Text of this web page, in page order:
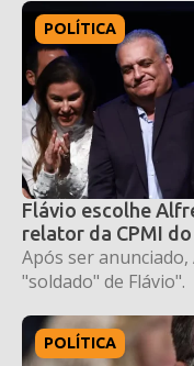
POLÍTICA
Flávio escolhe
relator da CPMI
Após ser
"soldado" de Flávio".
POLÍTICA